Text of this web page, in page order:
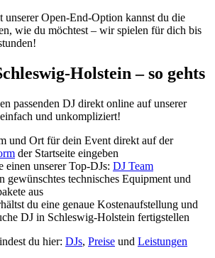
unserer Open-End-Option kannst du die
wie du möchtest – wir spielen für dich bis
Holstein – so gehts
passenden DJ direkt online auf unserer
und unkompliziert!
und Ort für dein Event direkt auf der
der Startseite eingeben
einen unserer Top-DJs: DJ Team
gewünschtes technisches Equipment und
aus
du eine genaue Kostenaufstellung und
DJ in Schleswig-Holstein fertigstellen
du hier: DJs, Preise und Leistungen